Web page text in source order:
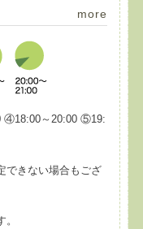
more
④18:00～20:00 ⑤19:
できない場合もござ